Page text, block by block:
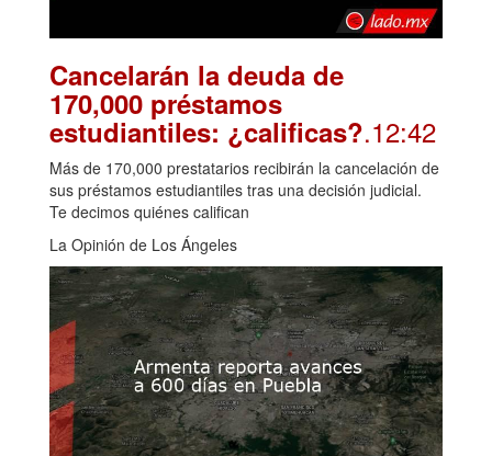
Cancelarán la deuda de
170,000 préstamos
estudiantiles: ¿calificas?.12:42
Más de 170,000 prestatarios recibirán la cancelación de
sus préstamos estudiantiles tras una decisión judicial.
Te decimos quiénes califican
La Opinión de Los Ángeles